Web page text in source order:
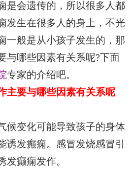
是会遗传的，所以很多人都
发生在很多人的身上，不光
一般是从小孩子发生的，那
与哪些因素有关系呢?下面
专家的介绍吧。
主要与哪些因素有关系呢
候变化可能导致孩子的身体
诱发癫痫。感冒发烧感冒引
发癫痫发作。